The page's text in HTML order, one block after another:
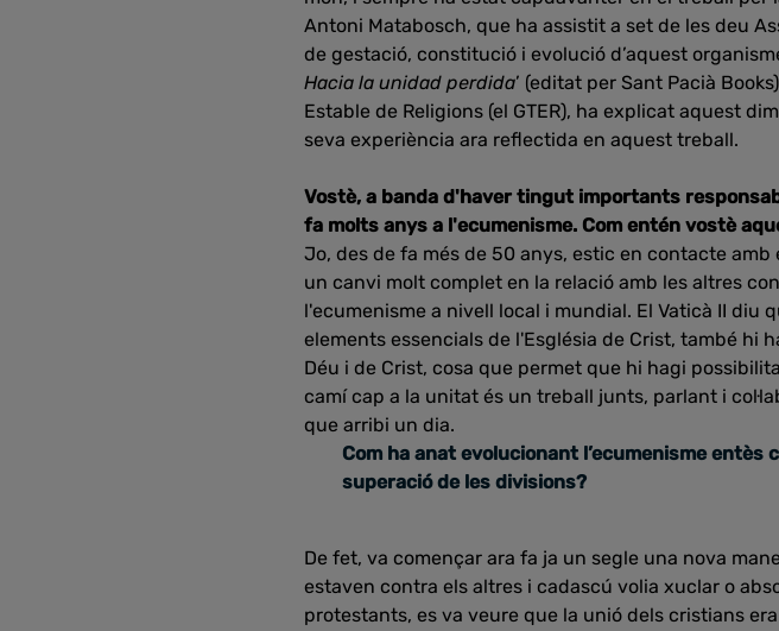
Antoni Matabosch, que ha assistit a set de les deu
de gestació, constitució i evolució d’aquest
Hacia la unidad perdida’ (editat per Sant Pacià
Estable de Religions (el GTER), ha explicat aquest
seva experiència ara reflectida en aquest treball.
Vostè, a banda d'haver tingut importants
fa molts anys a l'ecumenisme. Com entén vostè
Jo, des de fa més de 50 anys, estic en contacte
un canvi molt complet en la relació amb les altres
l'ecumenisme a nivell local i mundial. El Vaticà II diu
elements essencials de l'Església de Crist, també hi
Déu i de Crist, cosa que permet que hi hagi
camí cap a la unitat és un treball junts, parlant i
que arribi un dia.
Com ha anat evolucionant l’ecumenisme
superació de les divisions?
De fet, va començar ara fa ja un segle una nova
estaven contra els altres i cadascú volia xuclar o
protestants, es va veure que la unió dels cristians